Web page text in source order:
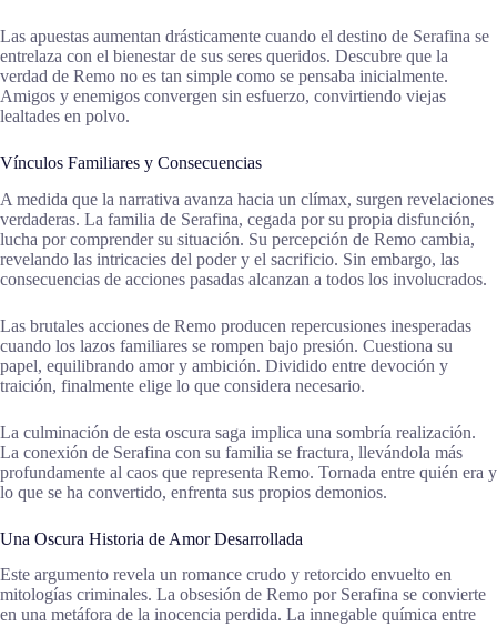
Las apuestas aumentan drásticamente cuando el destino de Serafina se
entrelaza con el bienestar de sus seres queridos. Descubre que la
verdad de Remo no es tan simple como se pensaba inicialmente.
Amigos y enemigos convergen sin esfuerzo, convirtiendo viejas
lealtades en polvo.
Vínculos Familiares y Consecuencias
A medida que la narrativa avanza hacia un clímax, surgen revelaciones
verdaderas. La familia de Serafina, cegada por su propia disfunción,
lucha por comprender su situación. Su percepción de Remo cambia,
revelando las intricacies del poder y el sacrificio. Sin embargo, las
consecuencias de acciones pasadas alcanzan a todos los involucrados.
Las brutales acciones de Remo producen repercusiones inesperadas
cuando los lazos familiares se rompen bajo presión. Cuestiona su
papel, equilibrando amor y ambición. Dividido entre devoción y
traición, finalmente elige lo que considera necesario.
La culminación de esta oscura saga implica una sombría realización.
La conexión de Serafina con su familia se fractura, llevándola más
profundamente al caos que representa Remo. Tornada entre quién era y
lo que se ha convertido, enfrenta sus propios demonios.
Una Oscura Historia de Amor Desarrollada
Este argumento revela un romance crudo y retorcido envuelto en
mitologías criminales. La obsesión de Remo por Serafina se convierte
en una metáfora de la inocencia perdida. La innegable química entre